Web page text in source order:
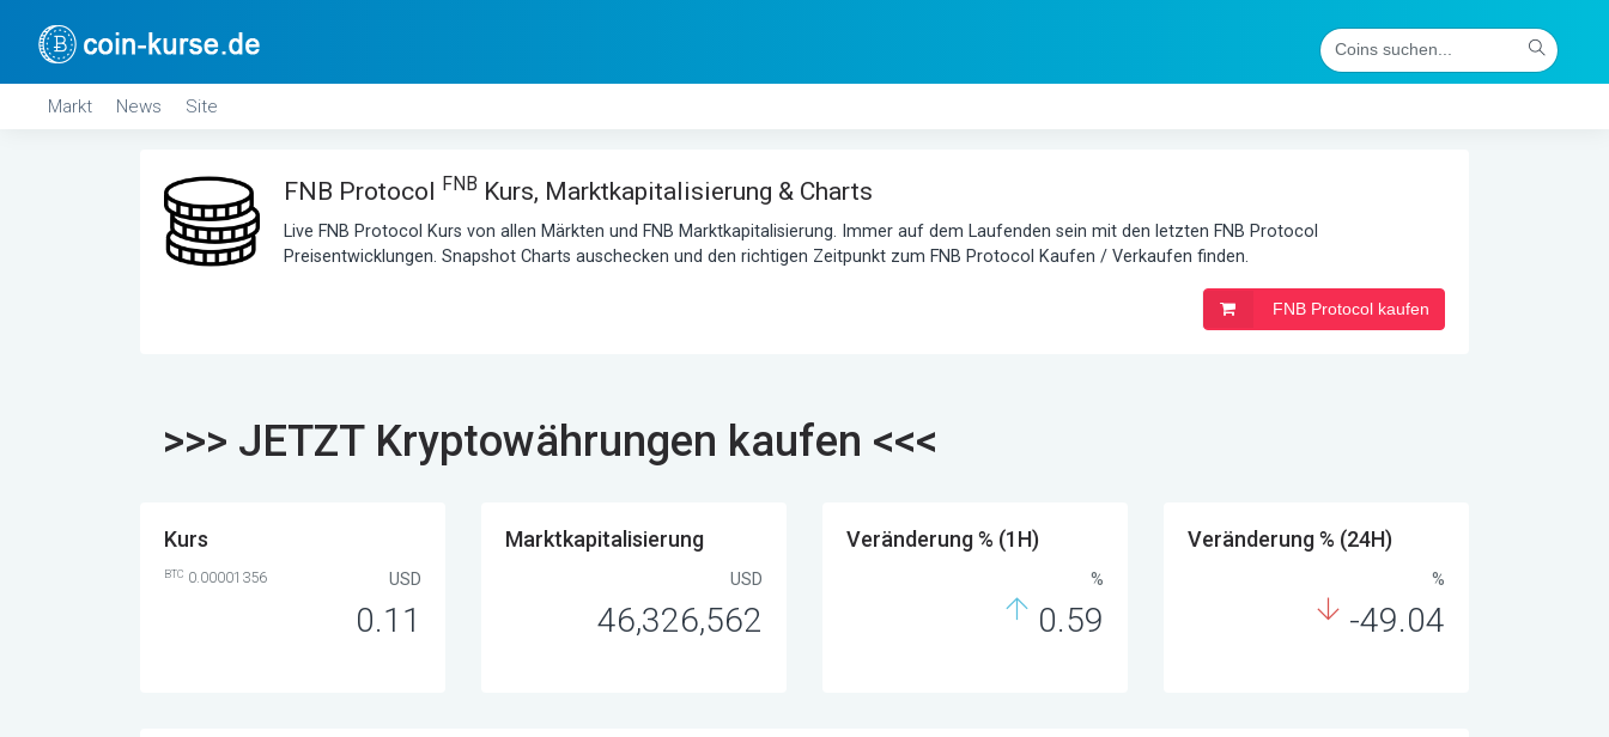
Markt News Site
FNB Protocol FNB Kurs, Marktkapitalisierung & Charts
Live FNB Protocol Kurs von allen Märkten und FNB Marktkapitalisierung. Immer auf dem Laufenden sein mit den letzten FNB Protocol
Preisentwicklungen. Snapshot Charts auschecken und den richtigen Zeitpunkt zum FNB Protocol Kaufen / Verkaufen finden.
FNB Protocol kaufen
>>> JETZT Kryptowährungen kaufen <<<
Kurs
BTC 0.00001356 USD
0.11
Marktkapitalisierung
USD
46,326,562
Veränderung % (1H)
%
0.59
Veränderung % (24H)
%
-49.04